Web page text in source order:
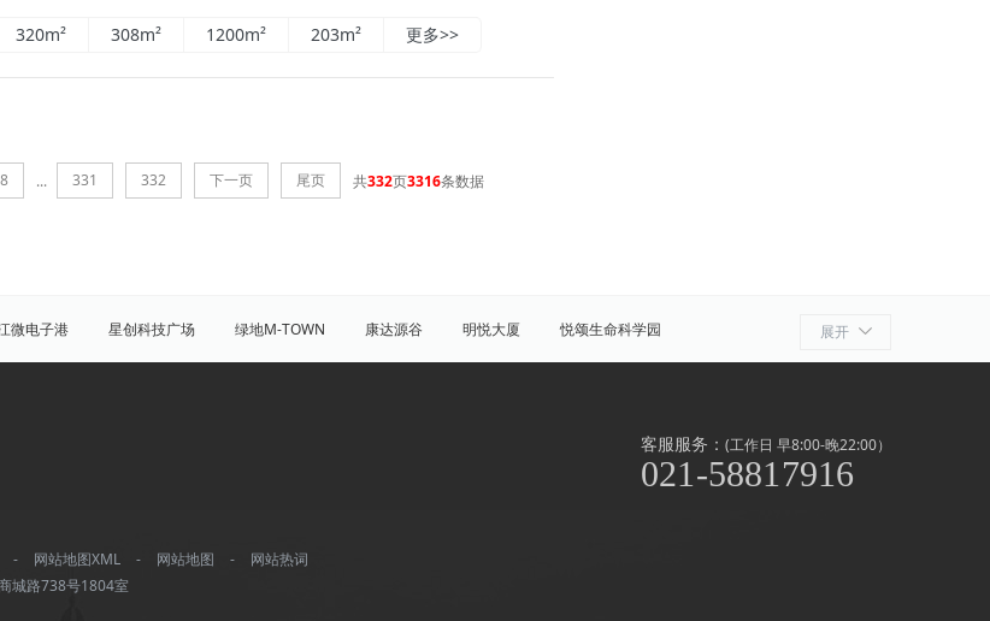
320m² 308m² 1200m² 203m² 更多>>
8 ... 331 332 下一页 尾页 共332页3316条数据
展开
微电子港 星创科技广场 绿地M-TOWN 康达源谷 明悦大厦
悦颂生命科学园
创谷 豪威科技园（张江乐业天地） 张江海豚湾 原能细胞产业园
ATLATL飞镖加速器
上海周边
前滩
世博滨江
水产路 延安西路 董家渡 长阳路
- 网站地图XML - 网站地图 -
网站热词
城路738号1804室
客服服务： (工作日 早8:00-晚22:00）
021-58817916